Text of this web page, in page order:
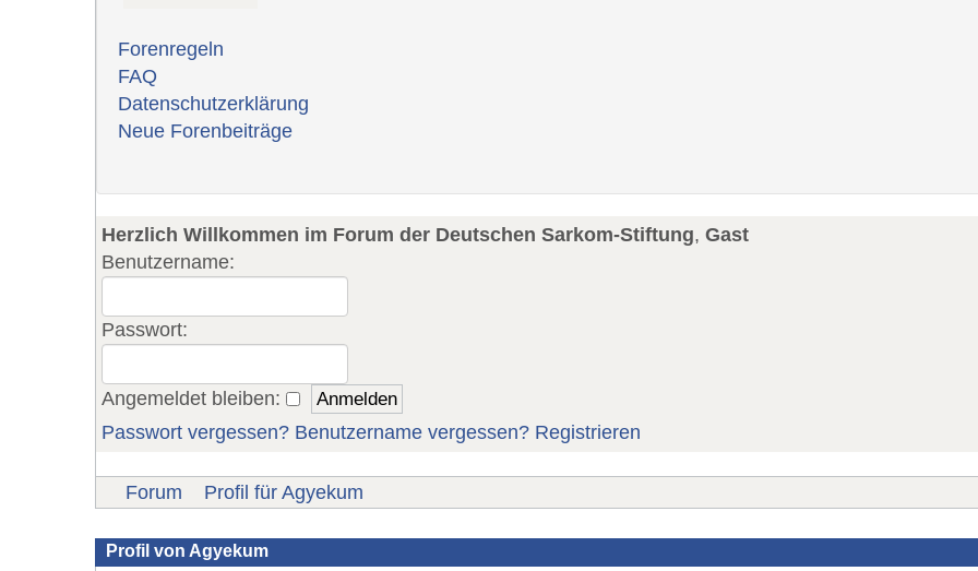
Forenregeln
FAQ
Datenschutzerklärung
Neue Forenbeiträge
Herzlich Willkommen im Forum der Deutschen Sarkom-Stiftung, Gast
Benutzername:
Passwort:
Angemeldet bleiben:
Passwort vergessen? Benutzername vergessen? Registrieren
Forum Profil für Agyekum
Profil von Agyekum